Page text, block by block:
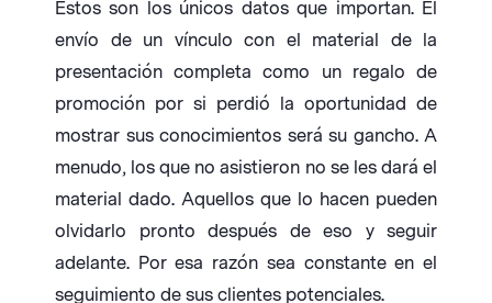
Estos son los únicos datos que importan. El
envío de un vínculo con el material de la
presentación completa como un regalo de
promoción por si perdió la oportunidad de
mostrar sus conocimientos será su gancho. A
menudo, los que no asistieron no se les dará el
material dado. Aquellos que lo hacen pueden
olvidarlo pronto después de eso y seguir
adelante. Por esa razón sea constante en el
seguimiento de sus clientes potenciales.